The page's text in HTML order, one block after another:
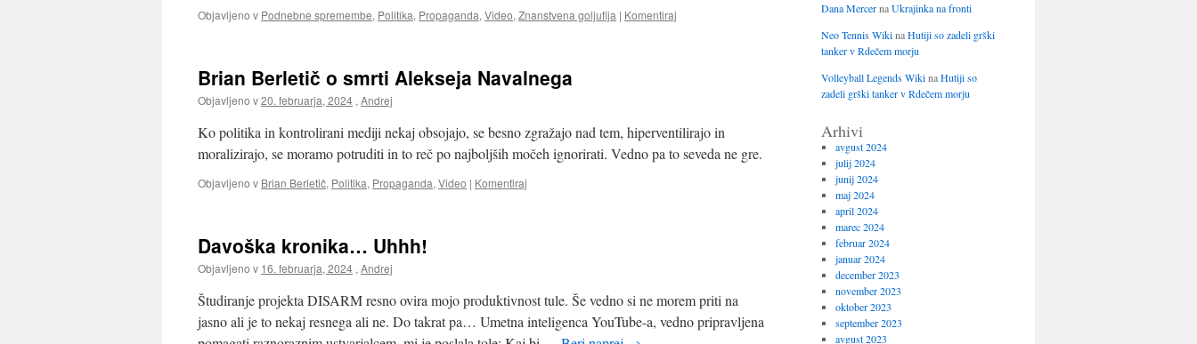
Objavljeno v Podnebne spremembe, Politika, Propaganda, Video, Znanstvena goljufija | Komentiraj
Brian Berletič o smrti Alekseja Navalnega
Objavljeno v20. februarja, 2024 , Andrej
Ko politika in kontrolirani mediji nekaj obsojajo, se besno zgražajo nad tem, hiperventilirajo in
moralizirajo, se moramo potruditi in to reč po najboljših močeh ignorirati. Vedno pa to seveda ne gre.
Objavljeno v Brian Berletič, Politika, Propaganda, Video | Komentiraj
Davoška kronika… Uhhh!
Objavljeno v 16. februarja, 2024 , Andrej
Študiranje projekta DISARM resno ovira mojo produktivnost tule. Še vedno si ne morem priti na
jasno ali je to nekaj resnega ali ne. Do takrat pa… Umetna inteligenca YouTube-a, vedno pripravljena
Dana MercernaUkrajinka na fronti
Neo Tennis WikinaHutiji so zadeli grški
tanker v Rdečem morju
Volleyball Legends WikinaHutiji so
zadeli grški tanker v Rdečem morju
Arhivi
avgust 2024
julij 2024
junij 2024
maj 2024
april 2024
marec 2024
februar 2024
januar 2024
december 2023
november 2023
oktober 2023
september 2023
avgust 2023